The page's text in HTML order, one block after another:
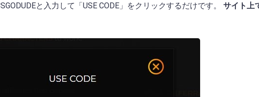
と入力して「USE CODE」をクリックするだけです。 サイト上